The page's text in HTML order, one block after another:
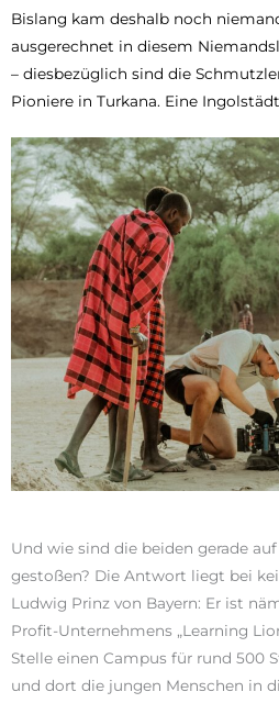
Bislang kam deshalb noch
ausgerechnet in diesem
– diesbezüglich sind die
Pioniere in Turkana. Eine
Und wie sind die beiden gerade
gestoßen? Die Antwort liegt bei
Ludwig Prinz von Bayern: Er ist
Profit-Unternehmens „Learning
Stelle einen Campus für rund 500
und dort die jungen Menschen in